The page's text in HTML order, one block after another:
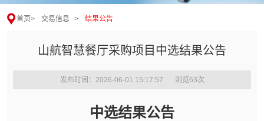
首页> 交易信息 > 结果公告
山航智慧餐厅采购项目中选结果公告
发布时间：2026-06-01 15:17:57 浏览63次
中选结果公告